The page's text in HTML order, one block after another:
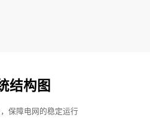
结构图
保障电网的稳定运行